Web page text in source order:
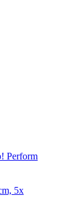
Perform
5x